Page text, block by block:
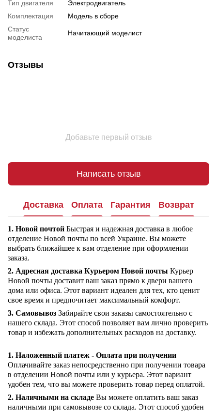
Тип двигателя
Электродвигатель
Комплектация
Модель в сборе
Статус
моделиста
Начитающий моделист
Отзывы
Добавьте первый отзыв
Написать отзыв
Доставка Оплата Гарантия Возврат
1. Новой почтой Быстрая и надежная доставка в любое
отделение Новой почты по всей Украине. Вы можете
выбрать ближайшее к вам отделение при оформлении
заказа.
2. Адресная доставка Курьером Новой почты Курьер
Новой почты доставит ваш заказ прямо к двери вашего
дома или офиса. Этот вариант идеален для тех, кто ценит
свое время и предпочитает максимальный комфорт.
3. Самовывоз Забирайте свои заказы самостоятельно с
нашего склада. Этот способ позволяет вам лично проверить
товар и избежать дополнительных расходов на доставку.
1. Наложенный платеж - Оплата при получении
Оплачивайте заказ непосредственно при получении товара
в отделении Новой почты или у курьера. Этот вариант
удобен тем, что вы можете проверить товар перед оплатой.
2. Наличными на складе Вы можете оплатить ваш заказ
наличными при самовывозе со склада. Этот способ удобен